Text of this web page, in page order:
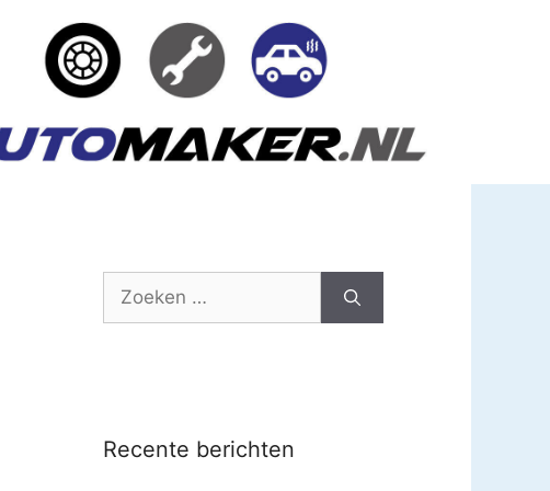
Zoek
Recente berichten